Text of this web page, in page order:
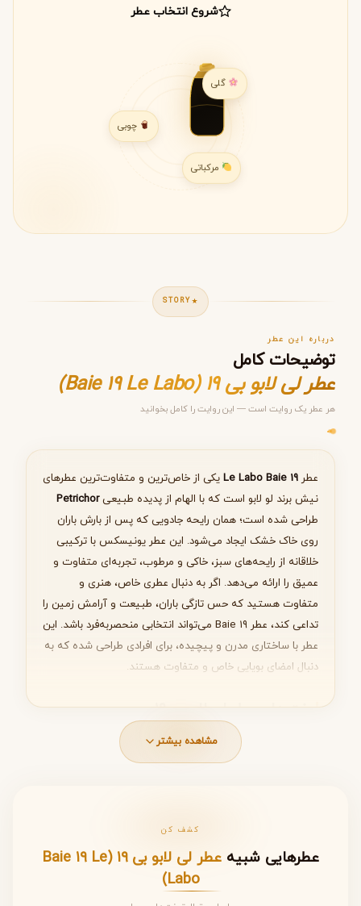
شروع انتخاب عطر
گلی
مرکباتی
مرحله ۱ از ۵
انتخاب عطر مناسب
بعدی
STORY
درباره این عطر
توضیحات کامل
عطر لی لابو بی 19 (Baie 19 Le Labo)
هر عطر یک روایت است — این روایت را کامل بخوانید
عطر Le Labo Baie 19یکی از خاص‌ترین و متفاوت‌ترین عطرهای
نیش برند لو لابو است که با الهام از پدیده طبیعیPetrichor
طراحی شده است؛ همان رایحه جادویی که پس از بارش باران
روی خاک خشک ایجاد می‌شود. این عطر یونیسکس با ترکیبی
خلاقانه از رایحه‌های سبز، خاکی و مرطوب، تجربه‌ای متفاوت و
عمیق را ارائه می‌دهد. اگر به دنبال عطری خاص، هنری و
متفاوت هستید که حس تازگی باران، طبیعت و آرامش زمین را
تداعی کند، عطر Baie ۱۹ می‌تواند انتخابی منحصربه‌فرد باشد. این
عطر با ساختاری مدرن و پیچیده، برای افرادی طراحی شده که به
دنبال امضای بویایی خاص و متفاوت هستند.
نت های عطر لی لابو بی ۱۹
ساختار بویایی این عطر با الهام از حس باران و طبیعت طراحی
شده است. نت‌ها به شکلی هنرمندانه در کنار یکدیگر قرار
نوع نت
تشکیل‌دهنده
مدت دوام و ویژگی رایحه
• برگ‌های
شروعی تازه، سبز و طبیعی
مشاهده بیشتر
کشف کن
عطرهایی شبیه
عطر لی لابو بی ۱۹ (Baie ۱۹ Le
Labo)